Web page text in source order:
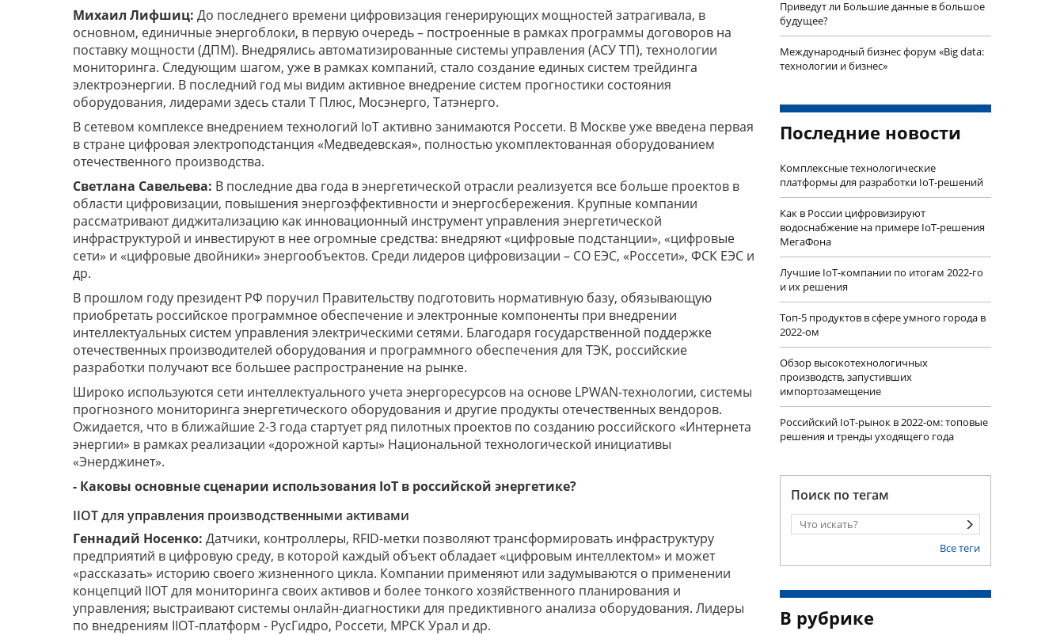
Михаил Лифшиц: До последнего времени цифровизация генерирующих мощностей затрагивала, в
основном, единичные энергоблоки, в первую очередь – построенные в рамках программы договоров на
поставку мощности (ДПМ). Внедрялись автоматизированные системы управления (АСУ ТП), технологии
мониторинга. Следующим шагом, уже в рамках компаний, стало создание единых систем трейдинга
электроэнергии. В последний год мы видим активное внедрение систем прогностики состояния
оборудования, лидерами здесь стали Т Плюс, Мосэнерго, Татэнерго.
В сетевом комплексе внедрением технологий IoT активно занимаются Россети. В Москве уже введена первая
в стране цифровая электроподстанция «Медведевская», полностью укомплектованная оборудованием
отечественного производства.
Светлана Савельева: В последние два года в энергетической отрасли реализуется все больше проектов в
области цифровизации, повышения энергоэффективности и энергосбережения. Крупные компании
рассматривают диджитализацию как инновационный инструмент управления энергетической
инфраструктурой и инвестируют в нее огромные средства: внедряют «цифровые подстанции», «цифровые
сети» и «цифровые двойники» энергообъектов. Среди лидеров цифровизации – СО ЕЭС, «Россети», ФСК ЕЭС и
др.
В прошлом году президент РФ поручил Правительству подготовить нормативную базу, обязывающую
приобретать российское программное обеспечение и электронные компоненты при внедрении
интеллектуальных систем управления электрическими сетями. Благодаря государственной поддержке
отечественных производителей оборудования и программного обеспечения для ТЭК, российские
разработки получают все большее распространение на рынке.
Широко используются сети интеллектуального учета энергоресурсов на основе LPWAN-технологии, системы
прогнозного мониторинга энергетического оборудования и другие продукты отечественных вендоров.
Ожидается, что в ближайшие 2-3 года стартует ряд пилотных проектов по созданию российского «Интернета
энергии» в рамках реализации «дорожной карты» Национальной технологической инициативы
«Энерджинет».
- Каковы основные сценарии использования IoT в российской энергетике?
IIOT для управления производственными активами
Геннадий Носенко: Датчики, контроллеры, RFID-метки позволяют трансформировать инфраструктуру
предприятий в цифровую среду, в которой каждый объект обладает «цифровым интеллектом» и может
«рассказать» историю своего жизненного цикла. Компании применяют или задумываются о применении
концепций IIOT для мониторинга своих активов и более тонкого хозяйственного планирования и
управления; выстраивают системы онлайн-диагностики для предиктивного анализа оборудования. Лидеры
по внедрениям IIOT-платформ - РусГидро, Россети, МРСК Урал и др.
Приведут ли Большие данные в большое
будущее?
Международный бизнес форум «Big data:
технологии и бизнес»
Последние новости
Комплексные технологические
платформы для разработки IoT-решений
Как в России цифровизируют
водоснабжение на примере IoT-решения
МегаФона
Лучшие IoT-компании по итогам 2022-го
и их решения
Топ-5 продуктов в сфере умного города в
2022-ом
Обзор высокотехнологичных
производств, запустивших
импортозамещение
Российский IoT-рынок в 2022-ом: топовые
решения и тренды уходящего года
Поиск по тегам
Все теги
В рубрике